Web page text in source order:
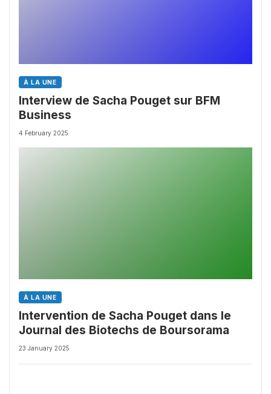
À LA UNE
Interview de Sacha Pouget sur BFM
Business
4 February 2025
À LA UNE
Intervention de Sacha Pouget dans le
Journal des Biotechs de Boursorama
23 January 2025